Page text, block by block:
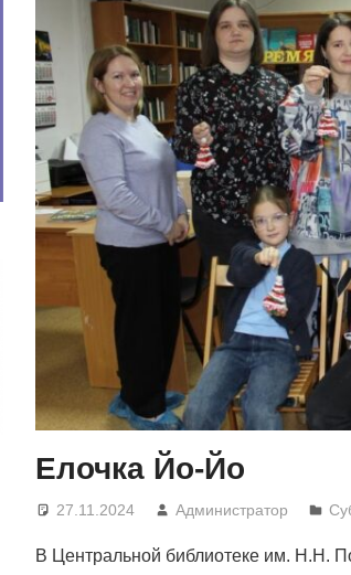
Елочка Йо-Йо
27.11.2024 Администратор
В Центральной библиотеке им. Н.Н.